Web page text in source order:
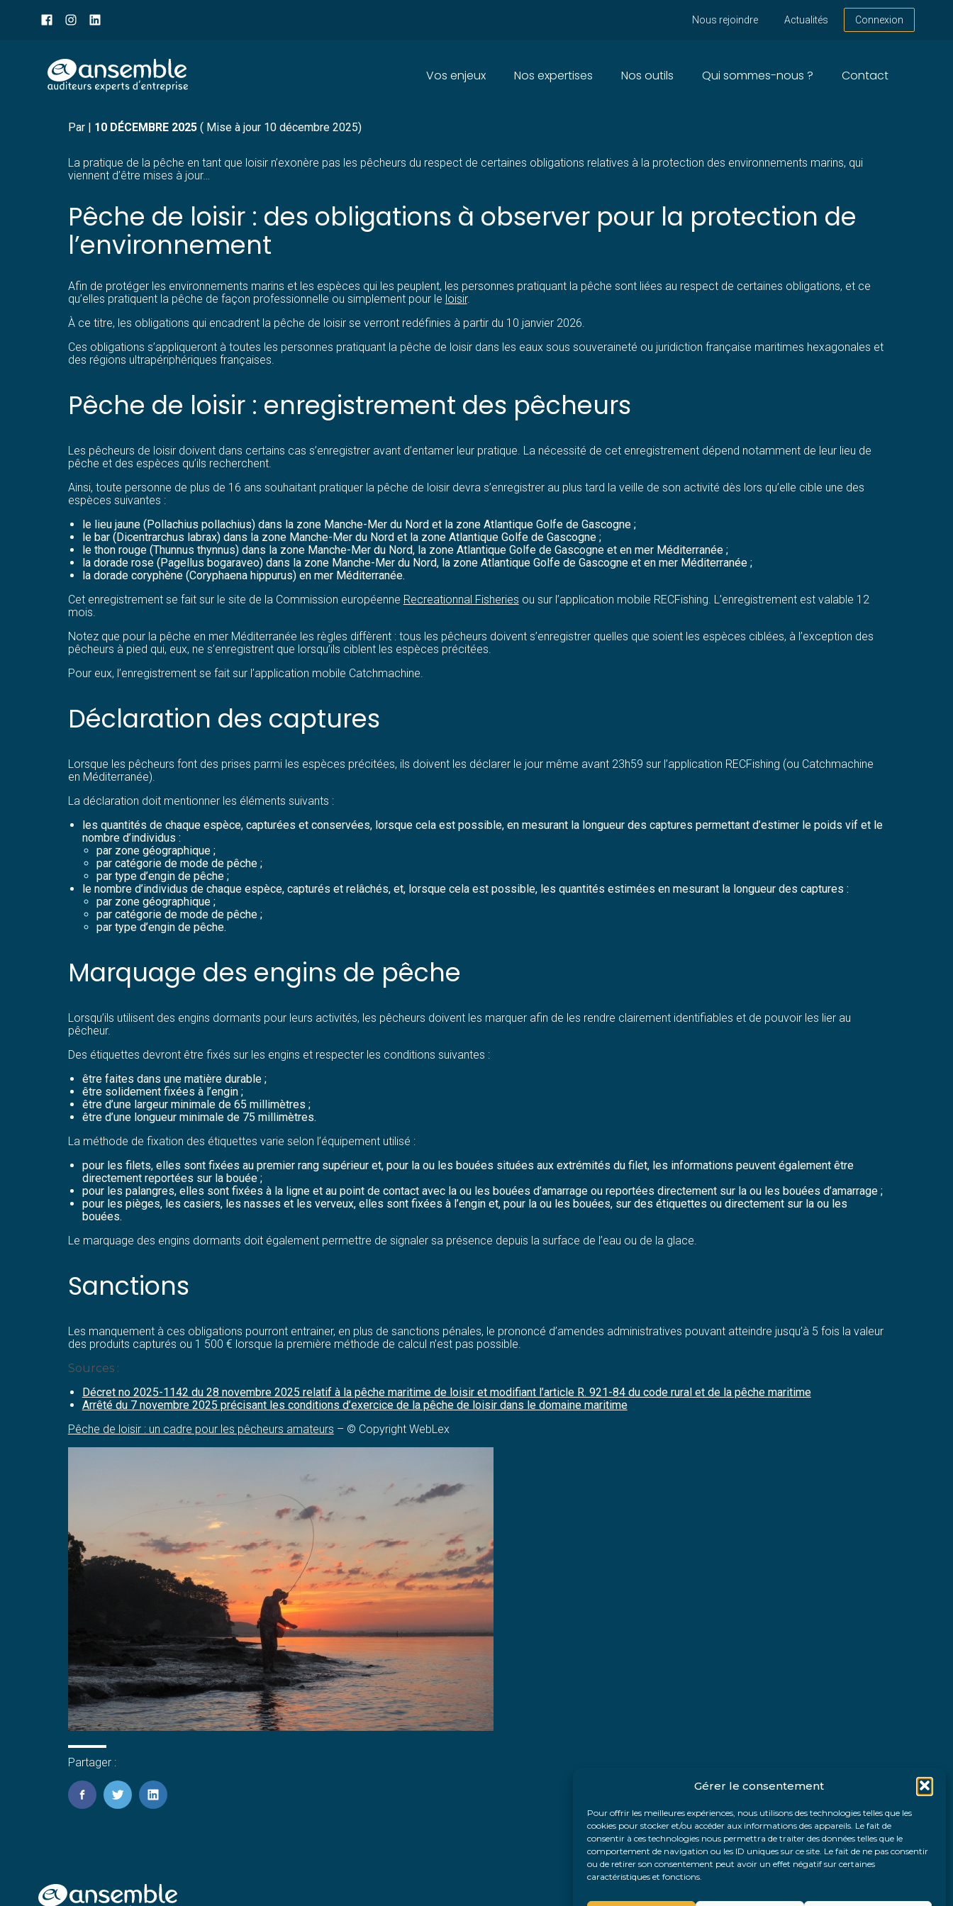
Gérer le consentement
Pour offrir les meilleures expériences, nous utilisons des technologies telles que les
cookies pour stocker et/ou accéder aux informations des appareils. Le fait de
consentir à ces technologies nous permettra de traiter des données telles que le
comportement de navigation ou les ID uniques sur ce site. Le fait de ne pas consentir
ou de retirer son consentement peut avoir un effet négatif sur certaines
caractéristiques et fonctions.
header
Nous rejoindre Actualités Connexion
Aller
au
Principal
Vos enjeux Nos expertises Nos outils Qui sommes-nous ? Contact
PÊCHE DE LOISIR : UN CADRE POUR LES PÊCHEURS AMATEURS
Par | 10 DÉCEMBRE 2025( Mise à jour 10 décembre 2025)
La pratique de la pêche en tant que loisir n’exonère pas les pêcheurs du respect de certaines obligations relatives à la protection des environnements marins, qui
viennent d’être mises à jour…
Pêche de loisir : des obligations à observer pour la protection de
l’environnement
Afin de protéger les environnements marins et les espèces qui les peuplent, les personnes pratiquant la pêche sont liées au respect de certaines obligations, et ce
qu’elles pratiquent la pêche de façon professionnelle ou simplement pour le loisir.
À ce titre, les obligations qui encadrent la pêche de loisir se verront redéfinies à partir du 10 janvier 2026.
Ces obligations s’appliqueront à toutes les personnes pratiquant la pêche de loisir dans les eaux sous souveraineté ou juridiction française maritimes hexagonales et
des régions ultrapériphériques françaises.
Pêche de loisir : enregistrement des pêcheurs
Les pêcheurs de loisir doivent dans certains cas s’enregistrer avant d’entamer leur pratique. La nécessité de cet enregistrement dépend notamment de leur lieu de
pêche et des espèces qu’ils recherchent.
Ainsi, toute personne de plus de 16 ans souhaitant pratiquer la pêche de loisir devra s’enregistrer au plus tard la veille de son activité dès lors qu’elle cible une des
espèces suivantes :
le lieu jaune (Pollachius pollachius) dans la zone Manche-Mer du Nord et la zone Atlantique Golfe de Gascogne ;
le bar (Dicentrarchus labrax) dans la zone Manche-Mer du Nord et la zone Atlantique Golfe de Gascogne ;
le thon rouge (Thunnus thynnus) dans la zone Manche-Mer du Nord, la zone Atlantique Golfe de Gascogne et en mer Méditerranée ;
la dorade rose (Pagellus bogaraveo) dans la zone Manche-Mer du Nord, la zone Atlantique Golfe de Gascogne et en mer Méditerranée ;
la dorade coryphène (Coryphaena hippurus) en mer Méditerranée.
Cet enregistrement se fait sur le site de la Commission européenne Recreationnal Fisheries ou sur l’application mobile RECFishing. L’enregistrement est valable 12
mois.
Notez que pour la pêche en mer Méditerranée les règles diffèrent : tous les pêcheurs doivent s’enregistrer quelles que soient les espèces ciblées, à l’exception des
pêcheurs à pied qui, eux, ne s’enregistrent que lorsqu’ils ciblent les espèces précitées.
Pour eux, l’enregistrement se fait sur l’application mobile Catchmachine.
Déclaration des captures
Lorsque les pêcheurs font des prises parmi les espèces précitées, ils doivent les déclarer le jour même avant 23h59 sur l’application RECFishing (ou Catchmachine
en Méditerranée).
La déclaration doit mentionner les éléments suivants :
les quantités de chaque espèce, capturées et conservées, lorsque cela est possible, en mesurant la longueur des captures permettant d’estimer le poids vif et le
nombre d’individus :
par zone géographique ;
par catégorie de mode de pêche ;
par type d’engin de pêche ;
le nombre d’individus de chaque espèce, capturés et relâchés, et, lorsque cela est possible, les quantités estimées en mesurant la longueur des captures :
par zone géographique ;
par catégorie de mode de pêche ;
par type d’engin de pêche.
Marquage des engins de pêche
Lorsqu’ils utilisent des engins dormants pour leurs activités, les pêcheurs doivent les marquer afin de les rendre clairement identifiables et de pouvoir les lier au
pêcheur.
Des étiquettes devront être fixés sur les engins et respecter les conditions suivantes :
être faites dans une matière durable ;
être solidement fixées à l’engin ;
être d’une largeur minimale de 65 millimètres ;
être d’une longueur minimale de 75 millimètres.
La méthode de fixation des étiquettes varie selon l’équipement utilisé :
pour les filets, elles sont fixées au premier rang supérieur et, pour la ou les bouées situées aux extrémités du filet, les informations peuvent également être
directement reportées sur la bouée ;
pour les palangres, elles sont fixées à la ligne et au point de contact avec la ou les bouées d’amarrage ou reportées directement sur la ou les bouées d’amarrage ;
pour les pièges, les casiers, les nasses et les verveux, elles sont fixées à l’engin et, pour la ou les bouées, sur des étiquettes ou directement sur la ou les
bouées.
Le marquage des engins dormants doit également permettre de signaler sa présence depuis la surface de l’eau ou de la glace.
Sanctions
Les manquement à ces obligations pourront entrainer, en plus de sanctions pénales, le prononcé d’amendes administratives pouvant atteindre jusqu’à 5 fois la valeur
des produits capturés ou 1 500 € lorsque la première méthode de calcul n’est pas possible.
Sources :
Décret no 2025-1142 du 28 novembre 2025 relatif à la pêche maritime de loisir et modifiant l’article R. 921-84 du code rural et de la pêche maritime
Arrêté du 7 novembre 2025 précisant les conditions d’exercice de la pêche de loisir dans le domaine maritime
Pêche de loisir : un cadre pour les pêcheurs amateurs – © Copyright WebLex
Partager :
FaceBook
TwitterLinkedIn